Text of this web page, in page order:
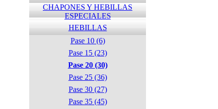
CHAPONES Y HEBILLAS
ESPECIALES
HEBILLAS
Pase 10 (6)
Pase 15 (23)
Pase 20 (30)
Pase 25 (36)
Pase 30 (27)
Pase 35 (45)